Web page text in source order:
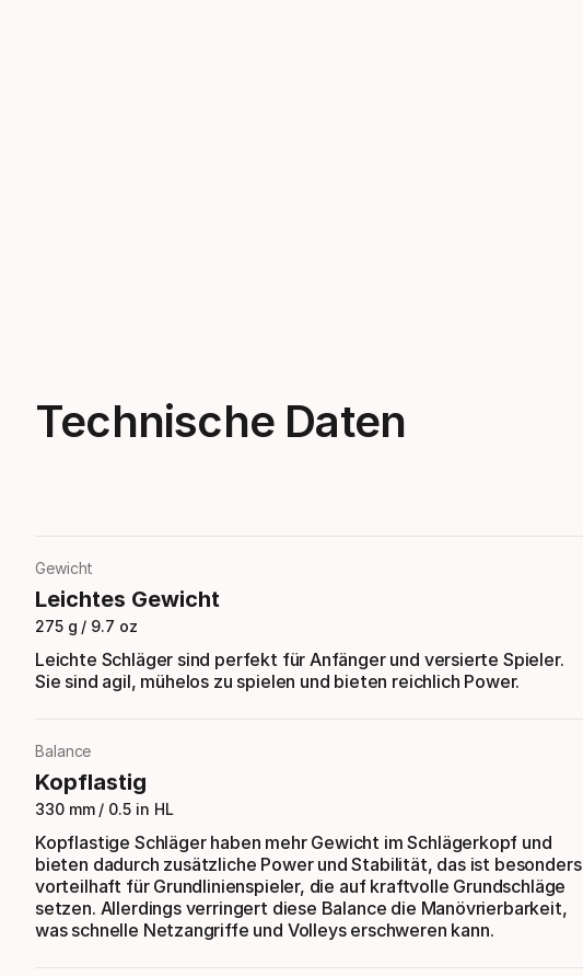
Technische Daten
Gewicht
Leichtes Gewicht
275 g / 9.7 oz
Leichte Schläger sind perfekt für Anfänger und versierte Spieler.
Sie sind agil, mühelos zu spielen und bieten reichlich Power.
Balance
Kopflastig
330 mm / 0.5 in HL
Kopflastige Schläger haben mehr Gewicht im Schlägerkopf und
bieten dadurch zusätzliche Power und Stabilität, das ist besonders
vorteilhaft für Grundlinienspieler, die auf kraftvolle Grundschläge
setzen. Allerdings verringert diese Balance die Manövrierbarkeit,
was schnelle Netzangriffe und Volleys erschweren kann.